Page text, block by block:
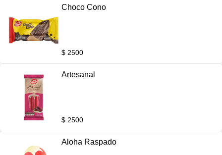
Choco Cono
$ 2500
Artesanal
$ 2500
Aloha Raspado